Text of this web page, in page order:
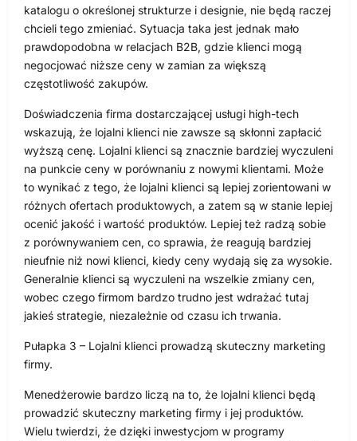
katalogu o określonej strukturze i designie, nie będą raczej
chcieli tego zmieniać. Sytuacja taka jest jednak mało
prawdopodobna w relacjach B2B, gdzie klienci mogą
negocjować niższe ceny w zamian za większą
częstotliwość zakupów.
Doświadczenia firma dostarczającej usługi high-tech
wskazują, że lojalni klienci nie zawsze są skłonni zapłacić
wyższą cenę. Lojalni klienci są znacznie bardziej wyczuleni
na punkcie ceny w porównaniu z nowymi klientami. Może
to wynikać z tego, że lojalni klienci są lepiej zorientowani w
różnych ofertach produktowych, a zatem są w stanie lepiej
ocenić jakość i wartość produktów. Lepiej też radzą sobie
z porównywaniem cen, co sprawia, że reagują bardziej
nieufnie niż nowi klienci, kiedy ceny wydają się za wysokie.
Generalnie klienci są wyczuleni na wszelkie zmiany cen,
wobec czego firmom bardzo trudno jest wdrażać tutaj
jakieś strategie, niezależnie od czasu ich trwania.
Pułapka 3 – Lojalni klienci prowadzą skuteczny marketing
firmy.
Menedżerowie bardzo liczą na to, że lojalni klienci będą
prowadzić skuteczny marketing firmy i jej produktów.
Wielu twierdzi, że dzięki inwestycjom w programy